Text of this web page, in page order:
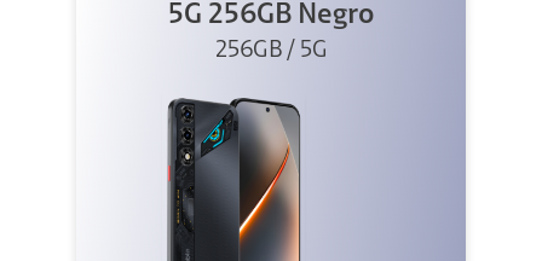
5G 256GB Negro
256GB / 5G